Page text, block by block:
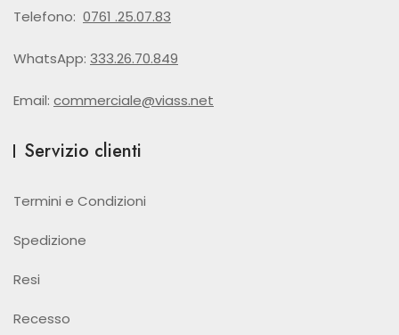
Telefono: 0761 .25.07.83
WhatsApp: 333.26.70.849
Email: commerciale@viass.net
Servizio clienti
Termini e Condizioni
Spedizione
Resi
Recesso